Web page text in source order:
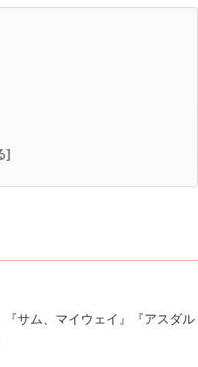
]
『サム、マイウェイ』『アスダル